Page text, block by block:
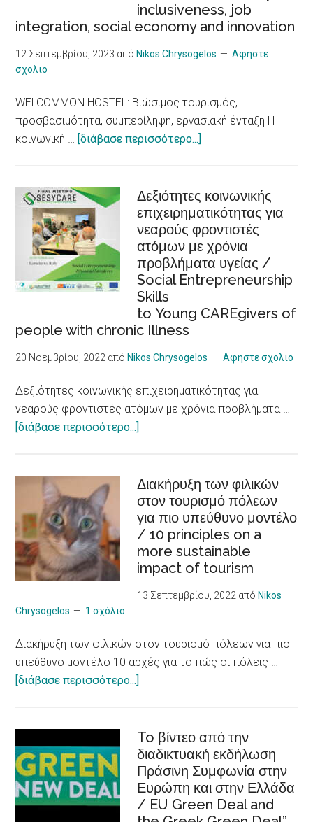
δείχνει
νέα
έρευνα/
an
Increased
Risk
Problems,
New
Research
Shows
inclusiveness, job
integration, social economy and innovation
12 Σεπτεμβρίου, 2023 από Nikos Chrysogelos
Αφηστε
σχολιο
WELCOMMON HOSTEL: Βιώσιμος τουρισμός,
προσβασιμότητα, συμπερίληψη, εργασιακή ένταξη Η
κοινωνική … [διάβασε περισσότερο...]
Βιώσιμος
τουρισμός,
προσβασιμότητα,
συμπερίληψη,
εργασιακή
ένταξη
tourism,
inclusiveness,
integration,
social
Δεξιότητες κοινωνικής
επιχειρηματικότητας για
νεαρούς φροντιστές
ατόμων με χρόνια
προβλήματα υγείας /
Social Entrepreneurship
Skills
to Young CAREgivers of
people with chronic Illness
20 Νοεμβρίου, 2022 από Nikos Chrysogelos Αφηστε σχολιο
Δεξιότητες κοινωνικής επιχειρηματικότητας για
νεαρούς φροντιστές ατόμων με χρόνια προβλήματα …
[διάβασε περισσότερο...]
επιχειρηματικότητας
για
νεαρούς
φροντιστές
ατόμων
με
χρόνια
/
Social
of
people
with
chronic
Illness
Διακήρυξη των φιλικών
στον τουρισμό πόλεων
για πιο υπεύθυνο μοντέλο
/ 10 principles on a
more sustainable
impact of tourism
13 Σεπτεμβρίου, 2022 από Nikos
Chrysogelos
1 σχόλιο
Διακήρυξη των φιλικών στον τουρισμό πόλεων για πιο
υπεύθυνο μοντέλο 10 αρχές για το πώς οι πόλεις …
[διάβασε περισσότερο...]
φιλικών
στον
τουρισμό
πόλεων
για
To βίντεο από την
διαδικτυακή εκδήλωση
Πράσινη Συμφωνία στην
Ευρώπη και στην Ελλάδα
/ EU Green Deal and